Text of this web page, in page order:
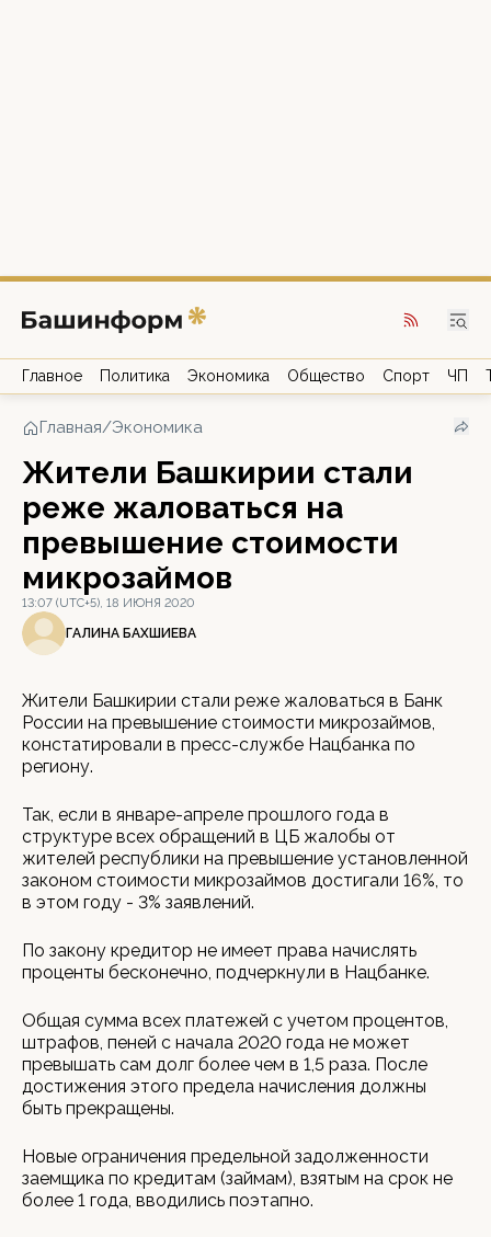
Главное Политика Экономика Общество Спорт ЧП
Главная/Экономика
Жители Башкирии стали
реже жаловаться на
превышение стоимости
микрозаймов
13:07 (UTC+5), 18 ИЮНЯ 2020
ГАЛИНА БАХШИЕВА
Жители Башкирии стали реже жаловаться в Банк
России на превышение стоимости микрозаймов,
констатировали в пресс-службе Нацбанка по
региону.
Так, если в январе-апреле прошлого года в
структуре всех обращений в ЦБ жалобы от
жителей республики на превышение установленной
законом стоимости микрозаймов достигали 16%, то
в этом году - 3% заявлений.
По закону кредитор не имеет права начислять
проценты бесконечно, подчеркнули в Нацбанке.
Общая сумма всех платежей с учетом процентов,
штрафов, пеней с начала 2020 года не может
превышать сам долг более чем в 1,5 раза. После
достижения этого предела начисления должны
быть прекращены.
Новые ограничения предельной задолженности
заемщика по кредитам (займам), взятым на срок не
более 1 года, вводились поэтапно.